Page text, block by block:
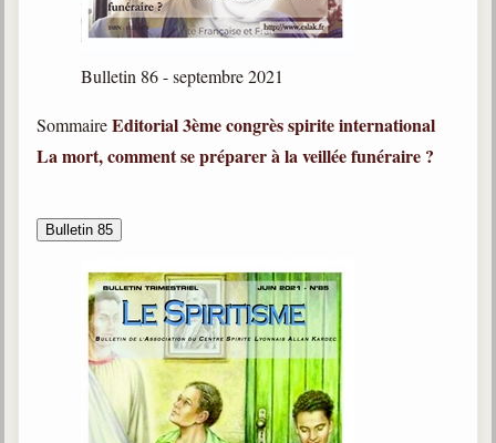
Bulletin 86 - septembre 2021
SommaireEditorial3ème congrès spirite international
La mort, comment se préparer à la veillée funéraire ?
Bulletin 85